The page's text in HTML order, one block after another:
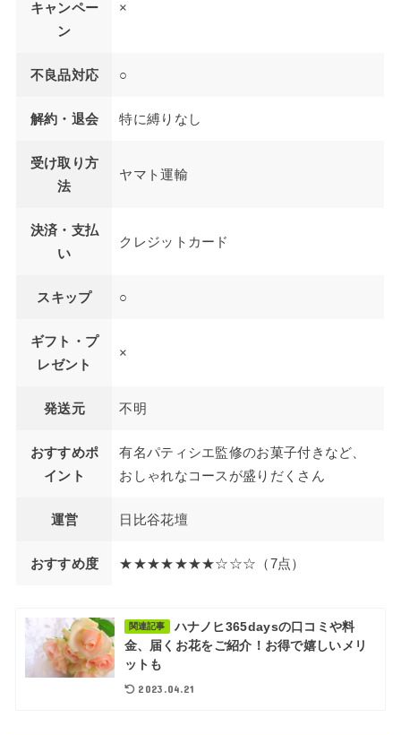
キャンペー
ン
×
不良品対応 ○
解約・退会 特に縛りなし
受け取り方
法
ヤマト運輸
決済・支払
い
クレジットカード
スキップ ○
ギフト・プ
レゼント
×
発送元 不明
おすすめポ
イント
有名パティシエ監修のお菓子付きなど、
おしゃれなコースが盛りだくさん
運営 日比谷花壇
おすすめ度 ★★★★★★★☆☆☆（7点）
関連記事
ハナノヒ365daysの口コミや料
金、届くお花をご紹介！お得で嬉しいメリ
ットも
2023.04.21